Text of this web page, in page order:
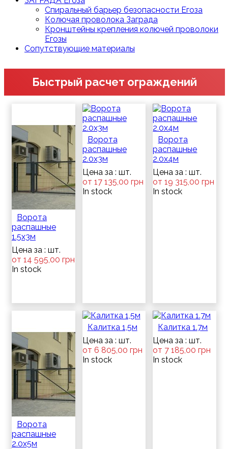
Спиральный барьер безопасности Егоза
Колючая проволока Заграда
Кронштейны крепления колючей проволоки
Егозы
Сопутствующие материалы
Быстрый расчет ограждений
Ворота
распашные
1.5х3м
Цена за : шт.
от 14 595,00 грн
In stock
Ворота
распашные
2.0х3м
Цена за : шт.
от 17 135,00 грн
In stock
Ворота
распашные
2.0х4м
Цена за : шт.
от 19 315,00 грн
In stock
Ворота
распашные
2.0х5м
Калитка 1,5м
Цена за : шт.
от 6 805,00 грн
In stock
Калитка 1.7м
Цена за : шт.
от 7 185,00 грн
In stock